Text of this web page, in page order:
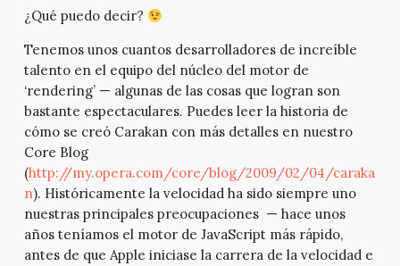
¿Qué puedo decir?
Tenemos unos cuantos desarrolladores de increíble
talento en el equipo del núcleo del motor de
‘rendering’ — algunas de las cosas que logran son
bastante espectaculares. Puedes leer la historia de
cómo se creó Carakan con más detalles en nuestro
Core Blog
(http://my.opera.com/core/blog/2009/02/04/caraka
n). Históricamente la velocidad ha sido siempre uno
nuestras principales preocupaciones — hace unos
años teníamos el motor de JavaScript más rápido,
antes de que Apple iniciase la carrera de la velocidad e